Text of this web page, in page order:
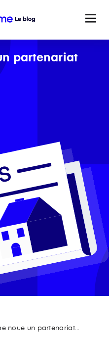
partenariat
noue un partenariat...